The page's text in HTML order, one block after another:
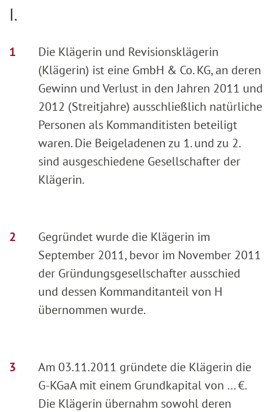
I.
Die Klägerin und Revisionsklägerin
(Klägerin) ist eine GmbH & Co. KG, an deren
Gewinn und Verlust in den Jahren 2011 und
2012 (Streitjahre) ausschließlich natürliche
Personen als Kommanditisten beteiligt
waren. Die Beigeladenen zu 1. und zu 2.
sind ausgeschiedene Gesellschafter der
Klägerin.
Gegründet wurde die Klägerin im
September 2011, bevor im November 2011
der Gründungsgesellschafter ausschied
und dessen Kommanditanteil von H
übernommen wurde.
Am 03.11.2011 gründete die Klägerin die
G-KGaA mit einem Grundkapital von … €.
Die Klägerin übernahm sowohl deren